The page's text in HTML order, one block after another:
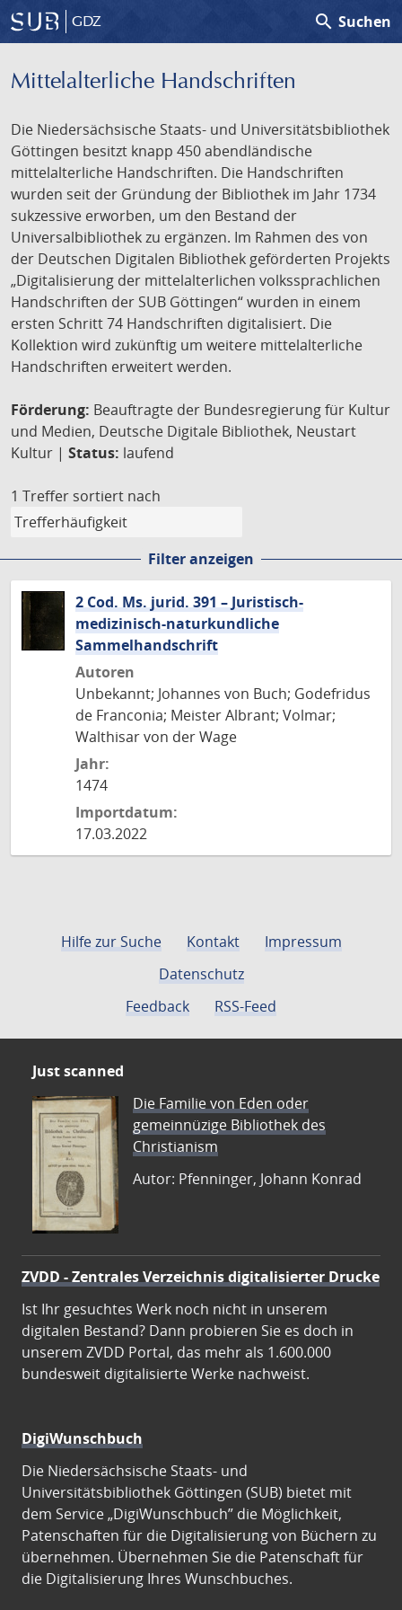
GDZ search Suchen
Mittelalterliche Handschriften
Die Niedersächsische Staats- und Universitätsbibliothek
Göttingen besitzt knapp 450 abendländische
mittelalterliche Handschriften. Die Handschriften
wurden seit der Gründung der Bibliothek im Jahr 1734
sukzessive erworben, um den Bestand der
Universalbibliothek zu ergänzen. Im Rahmen des von
der Deutschen Digitalen Bibliothek geförderten Projekts
„Digitalisierung der mittelalterlichen volkssprachlichen
Handschriften der SUB Göttingen“ wurden in einem
ersten Schritt 74 Handschriften digitalisiert. Die
Kollektion wird zukünftig um weitere mittelalterliche
Handschriften erweitert werden.
Förderung: Beauftragte der Bundesregierung für Kultur
und Medien, Deutsche Digitale Bibliothek, Neustart
Kultur | Status: laufend
1 Treffer sortiert nach
Filter anzeigen
2 Cod. Ms. jurid. 391 – Juristisch-
medizinisch-naturkundliche
Sammelhandschrift
Autoren
Unbekannt; Johannes von Buch; Godefridus
de Franconia; Meister Albrant; Volmar;
Walthisar von der Wage
Jahr:
1474
Importdatum:
17.03.2022
Hilfe zur Suche Kontakt
Impressum
Datenschutz
Feedback
RSS-Feed
Just scanned
Die Familie von Eden oder
gemeinnüzige Bibliothek des
Christianism
Autor: Pfenninger, Johann Konrad
ZVDD - Zentrales Verzeichnis digitalisierter Drucke
Ist Ihr gesuchtes Werk noch nicht in unserem
digitalen Bestand? Dann probieren Sie es doch in
unserem ZVDD Portal, das mehr als 1.600.000
bundesweit digitalisierte Werke nachweist.
DigiWunschbuch
Die Niedersächsische Staats- und
Universitätsbibliothek Göttingen (SUB) bietet mit
dem Service „DigiWunschbuch” die Möglichkeit,
Patenschaften für die Digitalisierung von Büchern zu
übernehmen. Übernehmen Sie die Patenschaft für
die Digitalisierung Ihres Wunschbuches.